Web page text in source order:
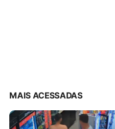
MAIS ACESSADAS